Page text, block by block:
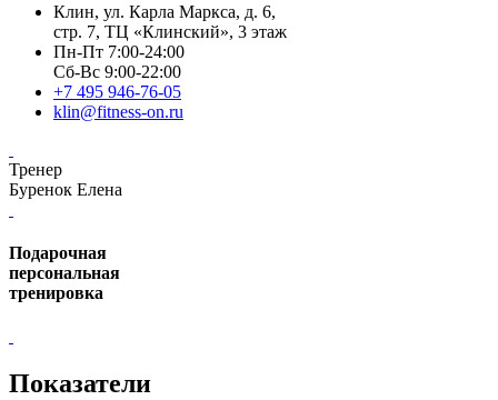
Клин, ул. Карла Маркса, д. 6,
стр. 7, ТЦ «Клинский», 3 этаж
Пн-Пт 7:00-24:00
Сб-Вс 9:00-22:00
+7 495 946-76-05
klin@fitness-on.ru
Тренер
Буренок Елена
Подарочная
персональная
тренировка
Показатели